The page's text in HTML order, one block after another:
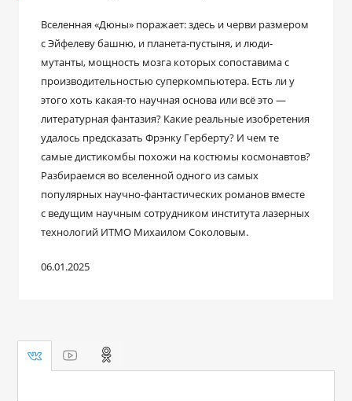
Вселенная «Дюны» поражает: здесь и черви размером
с Эйфелеву башню, и планета-пустыня, и люди-
мутанты, мощность мозга которых сопоставима с
производительностью суперкомпьютера. Есть ли у
этого хоть какая-то научная основа или всё это ―
литературная фантазия? Какие реальные изобретения
удалось предсказать Фрэнку Герберту? И чем те
самые дистикомбы похожи на костюмы космонавтов?
Разбираемся во вселенной одного из самых
популярных научно-фантастических романов вместе
с ведущим научным сотрудником института лазерных
технологий ИТМО Михаилом Соколовым.
06.01.2025